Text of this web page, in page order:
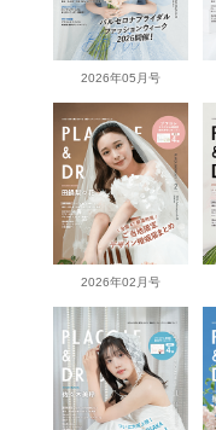
2026年05月号
2026年02月号